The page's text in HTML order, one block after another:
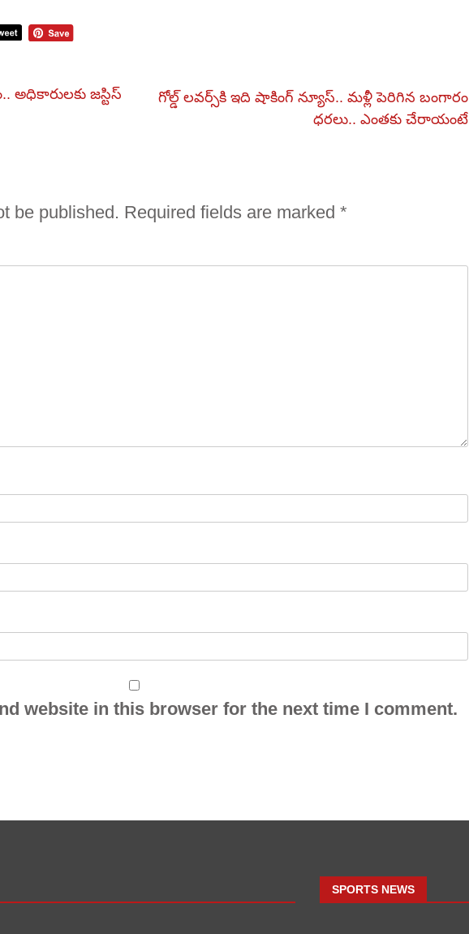
అధికారులకు జస్టిస్
గోల్డ్ లవర్స్‌కి ఇది షాకింగ్ న్యూస్.. మళ్లీ పెరిగిన బంగారం
ధరలు.. ఎంతకు చేరాయంటే
be published. Required fields are marked *
website in this browser for the next time I comment.
SPORTS NEWS